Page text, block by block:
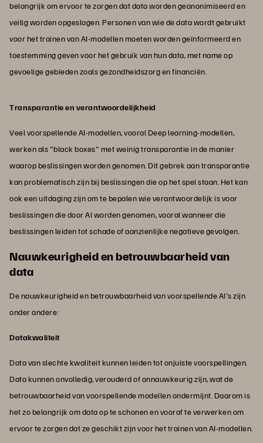
belangrijk om ervoor te zorgen dat data worden geanonimiseerd en
veilig worden opgeslagen. Personen van wie de data wordt gebruikt
voor het trainen van AI-modellen moeten worden geïnformeerd en
toestemming geven voor het gebruik van hun data, met name op
gevoelige gebieden zoals gezondheidszorg en financiën.
Transparantie en verantwoordelijkheid
Veel voorspellende AI-modellen, vooral Deep learning-modellen,
werken als "black boxes" met weinig transparantie in de manier
waarop beslissingen worden genomen. Dit gebrek aan transparantie
kan problematisch zijn bij beslissingen die op het spel staan. Het kan
ook een uitdaging zijn om te bepalen wie verantwoordelijk is voor
beslissingen die door AI worden genomen, vooral wanneer die
beslissingen leiden tot schade of aanzienlijke negatieve gevolgen.
Nauwkeurigheid en betrouwbaarheid van
data
De nauwkeurigheid en betrouwbaarheid van voorspellende AI's zijn
onder andere:
Datakwaliteit
Data van slechte kwaliteit kunnen leiden tot onjuiste voorspellingen.
Data kunnen onvolledig, verouderd of onnauwkeurig zijn, wat de
betrouwbaarheid van voorspellende modellen ondermijnt. Daarom is
het zo belangrijk om data op te schonen en vooraf te verwerken om
ervoor te zorgen dat ze geschikt zijn voor het trainen van AI-modellen.